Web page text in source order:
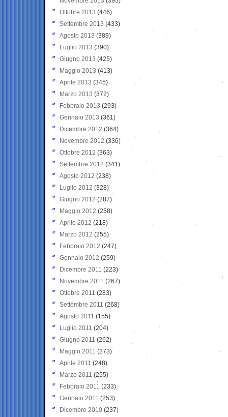
Ottobre 2013 (446)
Settembre 2013 (433)
Agosto 2013 (389)
Luglio 2013 (390)
Giugno 2013 (425)
Maggio 2013 (413)
Aprile 2013 (345)
Marzo 2013 (372)
Febbraio 2013 (293)
Gennaio 2013 (361)
Dicembre 2012 (364)
Novembre 2012 (336)
Ottobre 2012 (363)
Settembre 2012 (341)
Agosto 2012 (238)
Luglio 2012 (328)
Giugno 2012 (287)
Maggio 2012 (258)
Aprile 2012 (218)
Marzo 2012 (255)
Febbraio 2012 (247)
Gennaio 2012 (259)
Dicembre 2011 (223)
Novembre 2011 (267)
Ottobre 2011 (283)
Settembre 2011 (268)
Agosto 2011 (155)
Luglio 2011 (204)
Giugno 2011 (262)
Maggio 2011 (273)
Aprile 2011 (248)
Marzo 2011 (255)
Febbraio 2011 (233)
Gennaio 2011 (253)
Dicembre 2010 (237)